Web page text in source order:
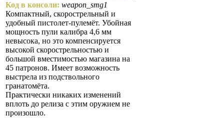
Код в консоли: weapon_smg1
Компактный, скорострельный и
удобный пистолет-пулемёт. Убойная
мощность пули калибра 4,6 мм
невысока, но это компенсируется
высокой скорострельностью и
большой вместимостью магазина на
45 патронов. Имеет возможность
выстрела из подствольного
гранатомёта.
Практически никаких изменений
вплоть до релиза с этим оружием не
произошло.